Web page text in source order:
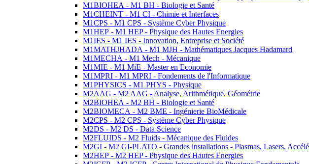
M1BIOHEA - M1 BH - Biologie et Santé
M1CHEINT - M1 CI - Chimie et Interfaces
M1CPS - M1 CPS - Système Cyber Physique
M1HEP - M1 HEP - Physique des Hautes Energies
M1IES - M1 IES - Innovation, Entreprise et Société
M1MATHJHADA - M1 MJH - Mathématiques Jacques Hadamard
M1MECHA - M1 Mech - Mécanique
M1MIE - M1 MiE - Master en Economie
M1MPRI - M1 MPRI - Fondements de l'Informatique
M1PHYSICS - M1 PHYS - Physique
M2AAG - M2 AAG - Analyse, Arithmétique, Géométrie
M2BIOHEA - M2 BH - Biologie et Santé
M2BIOMECA - M2 BME - Ingénierie BioMédicale
M2CPS - M2 CPS - Système Cyber Physique
M2DS - M2 DS - Data Science
M2FLUIDS - M2 Fluids - Mécanique des Fluides
M2GI - M2 GI-PLATO - Grandes installations - Plasmas, Lasers,
M2HEP - M2 HEP - Physique des Hautes Energies